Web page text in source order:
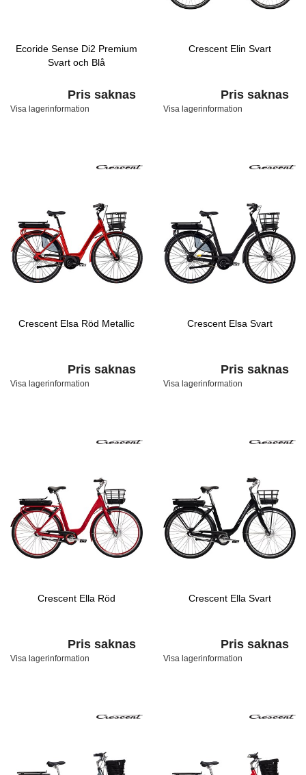
Ecoride Sense Di2 Premium
Svart och Blå
Pris saknas
Visa lagerinformation
Crescent Elin Svart
Pris saknas
Visa lagerinformation
Crescent Elsa Röd Metallic
Pris saknas
Visa lagerinformation
Crescent Elsa Svart
Pris saknas
Visa lagerinformation
Crescent Ella Röd
Pris saknas
Visa lagerinformation
Crescent Ella Svart
Pris saknas
Visa lagerinformation